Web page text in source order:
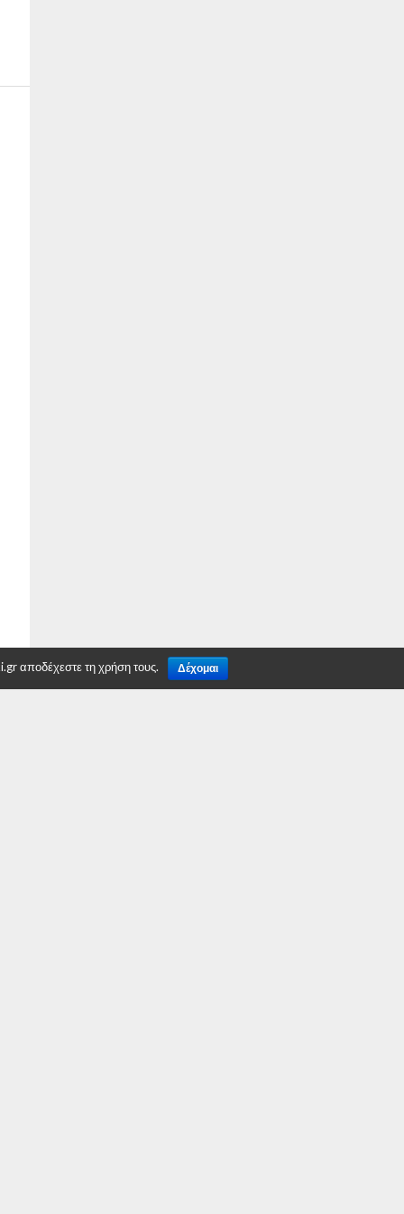
αποδέχεστε τη χρήση τους. Δέχομαι